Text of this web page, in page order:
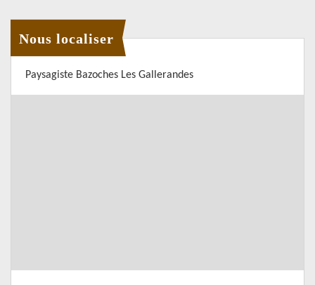
Nous localiser
Paysagiste Bazoches Les Gallerandes